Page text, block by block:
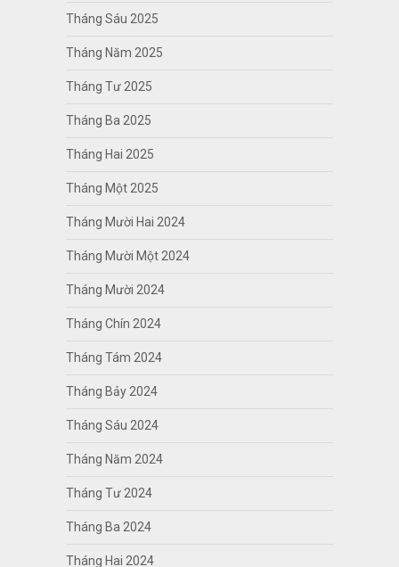
Tháng Sáu 2025
Tháng Năm 2025
Tháng Tư 2025
Tháng Ba 2025
Tháng Hai 2025
Tháng Một 2025
Tháng Mười Hai 2024
Tháng Mười Một 2024
Tháng Mười 2024
Tháng Chín 2024
Tháng Tám 2024
Tháng Bảy 2024
Tháng Sáu 2024
Tháng Năm 2024
Tháng Tư 2024
Tháng Ba 2024
Tháng Hai 2024